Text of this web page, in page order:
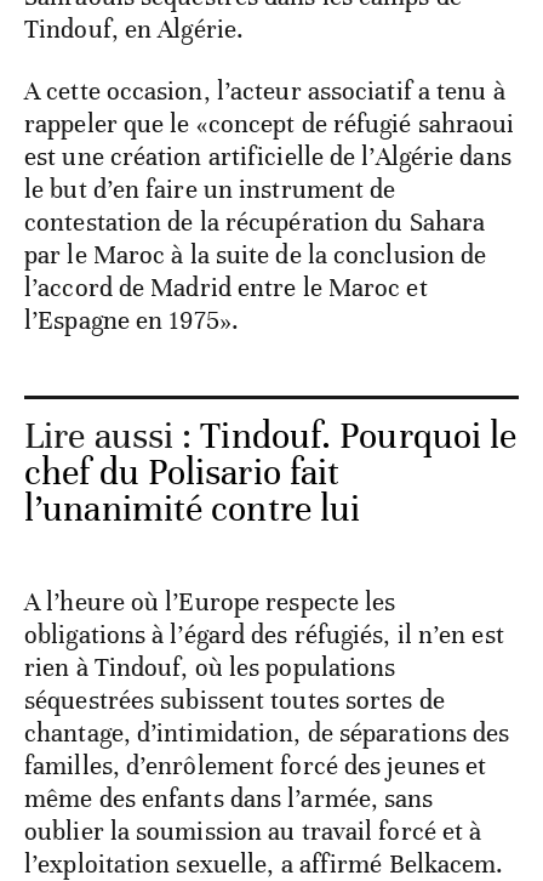
Tindouf, en Algérie.
A cette occasion, l’acteur associatif a tenu à
rappeler que le «concept de réfugié sahraoui
est une création artificielle de l’Algérie dans
le but d’en faire un instrument de
contestation de la récupération du Sahara
par le Maroc à la suite de la conclusion de
l’accord de Madrid entre le Maroc et
l’Espagne en 1975».
Lire aussi :Tindouf. Pourquoi le
chef du Polisario fait
l’unanimité contre lui
A l’heure où l’Europe respecte les
obligations à l’égard des réfugiés, il n’en est
rien à Tindouf, où les populations
séquestrées subissent toutes sortes de
chantage, d’intimidation, de séparations des
familles, d’enrôlement forcé des jeunes et
même des enfants dans l’armée, sans
oublier la soumission au travail forcé et à
l’exploitation sexuelle, a affirmé Belkacem.